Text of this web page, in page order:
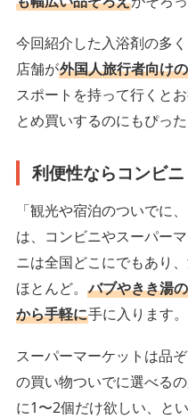
今回紹介した入浴剤の多
店舗が外国人旅行者向け
スポートを持って行くと
とめ買いするのにもぴった
利便性ならコンビ
「観光や宿泊のついでに
は、コンビニやスーパー
ニは全国どこにでもあり
ほとんど。 バブやきき湯
から手軽に手に入ります。
スーパーマーケットは品
の買い物ついでに選べる
に1〜2個だけ欲しい、と